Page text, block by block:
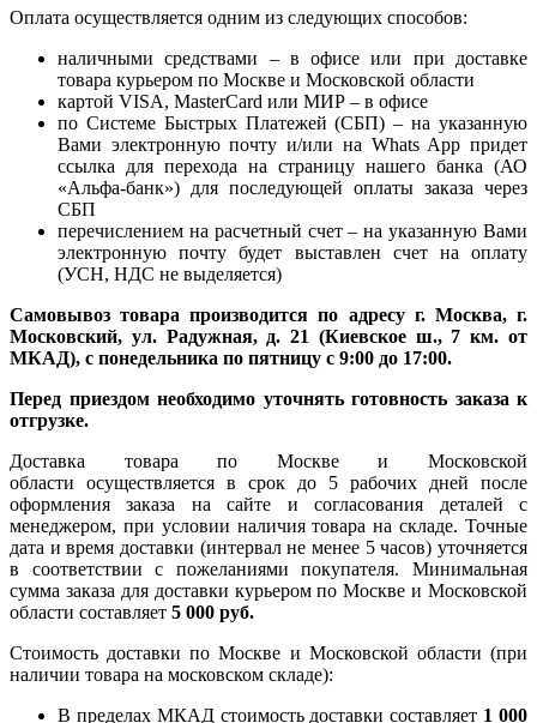
Оплата осуществляется одним из следующих способов:
наличными средствами – в офисе или при доставке
товара курьером по Москве и Московской области
картой VISA, MasterCard или МИР – в офисе
по Системе Быстрых Платежей (СБП) – на указанную
Вами электронную почту и/или на Whats App придет
ссылка для перехода на страницу нашего банка (АО
«Альфа-банк») для последующей оплаты заказа через
СБП
перечислением на расчетный счет – на указанную Вами
электронную почту будет выставлен счет на оплату
(УСН, НДС не выделяется)
Самовывоз товара производится по адресу г. Москва, г.
Московский, ул. Радужная, д. 21 (Киевское ш., 7 км. от
МКАД), с понедельника по пятницу с 9:00 до 17:00.
Перед приездом необходимо уточнять готовность заказа к
отгрузке.
Доставка товара по Москве и Московской
области осуществляется в срок до 5 рабочих дней после
оформления заказа на сайте и согласования деталей с
менеджером, при условии наличия товара на складе. Точные
дата и время доставки (интервал не менее 5 часов) уточняется
в соответствии с пожеланиями покупателя. Минимальная
сумма заказа для доставки курьером по Москве и Московской
области составляет 5 000 руб.
Стоимость доставки по Москве и Московской области (при
наличии товара на московском складе):
В пределах МКАД стоимость доставки составляет 1 000